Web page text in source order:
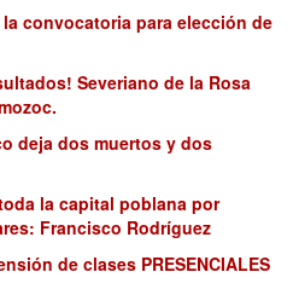
convocatoria para elección de
Severiano de la Rosa
deja dos muertos y dos
la capital poblana por
Francisco Rodríguez
de clases PRESENCIALES